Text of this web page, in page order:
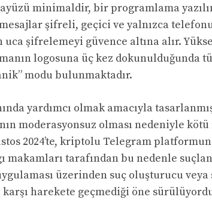
minimaldir, bir programlama
şifreli, geçici ve yalnızca
uca şifrelemeyi güvence altına alır.
logosuna üç kez dokunulduğunda
modu bulunmaktadır.
yardımcı olmak amacıyla
moderasyonsuz olması nedeniyle
2024’te, kriptolu Telegram
makamları tarafından bu nedenle
uygulaması üzerinden suç oluşturucu
karşı harekete geçmediği öne